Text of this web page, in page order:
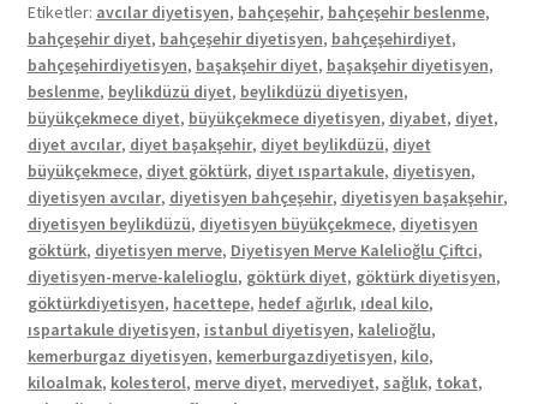
Etiketler: avcılar diyetisyen, bahçeşehir, bahçeşehir beslenme,
bahçeşehir diyet, bahçeşehir diyetisyen, bahçeşehirdiyet,
bahçeşehirdiyetisyen, başakşehir diyet, başakşehir diyetisyen,
beslenme, beylikdüzü diyet, beylikdüzü diyetisyen,
büyükçekmece diyet, büyükçekmece diyetisyen, diyabet, diyet,
diyet avcılar, diyet başakşehir, diyet beylikdüzü, diyet
büyükçekmece, diyet göktürk, diyet ıspartakule, diyetisyen,
diyetisyen avcılar, diyetisyen bahçeşehir, diyetisyen başakşehir,
diyetisyen beylikdüzü, diyetisyen büyükçekmece, diyetisyen
göktürk, diyetisyen merve, Diyetisyen Merve Kalelioğlu Çiftci,
diyetisyen-merve-kalelioglu, göktürk diyet, göktürk diyetisyen,
göktürkdiyetisyen, hacettepe, hedef ağırlık, ıdeal kilo,
ıspartakule diyetisyen, istanbul diyetisyen, kalelioğlu,
kemerburgaz diyetisyen, kemerburgazdiyetisyen, kilo,
kiloalmak, kolesterol, merve diyet, mervediyet, sağlık, tokat,